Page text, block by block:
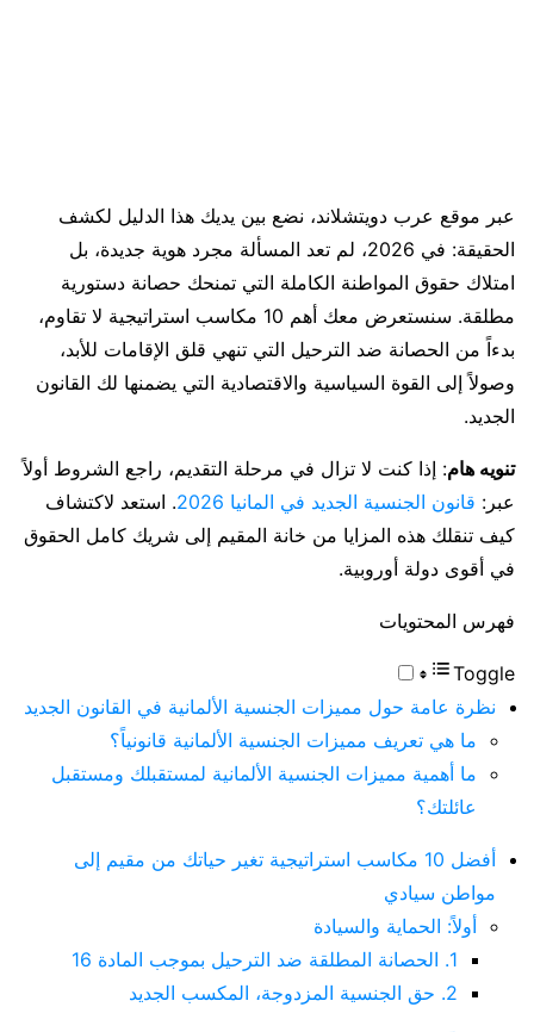
عبر موقع عرب دويتشلاند، نضع بين يديك هذا الدليل لكشف
الحقيقة: في 2026، لم تعد المسألة مجرد هوية جديدة، بل
امتلاك حقوق المواطنة الكاملة التي تمنحك حصانة دستورية
مطلقة. سنستعرض معك أهم 10 مكاسب استراتيجية لا تقاوم،
بدءاً من الحصانة ضد الترحيل التي تنهي قلق الإقامات للأبد،
وصولاً إلى القوة السياسية والاقتصادية التي يضمنها لك القانون
الجديد.
تنويه هام: إذا كنت لا تزال في مرحلة التقديم، راجع الشروط أولاً
عبر: قانون الجنسية الجديد في المانيا 2026
. استعد لاكتشاف
كيف تنقلك هذه المزايا من خانة المقيم إلى شريك كامل الحقوق
في أقوى دولة أوروبية.
فهرس المحتويات
Toggle
نظرة عامة حول مميزات الجنسية الألمانية في القانون الجديد
ما هي تعريف مميزات الجنسية الألمانية قانونياً؟
ما أهمية مميزات الجنسية الألمانية لمستقبلك ومستقبل
عائلتك؟
أفضل 10 مكاسب استراتيجية تغير حياتك من مقيم إلى
مواطن سيادي
أولاً: الحماية والسيادة
1. الحصانة المطلقة ضد الترحيل بموجب المادة 16
2. حق الجنسية المزدوجة، المكسب الجديد